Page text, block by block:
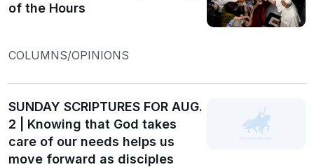
of the Hours
COLUMNS/OPINIONS
SUNDAY SCRIPTURES FOR AUG.
2 | Knowing that God takes
care of our needs helps us
move forward as disciples